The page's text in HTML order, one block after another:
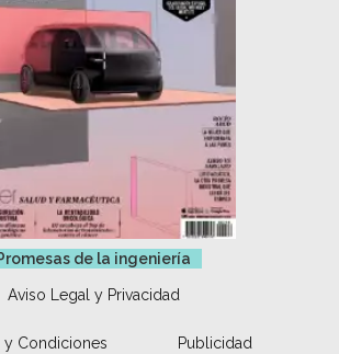
de la ingeniería
Aviso Legal y Privacidad
y Condiciones Publicidad